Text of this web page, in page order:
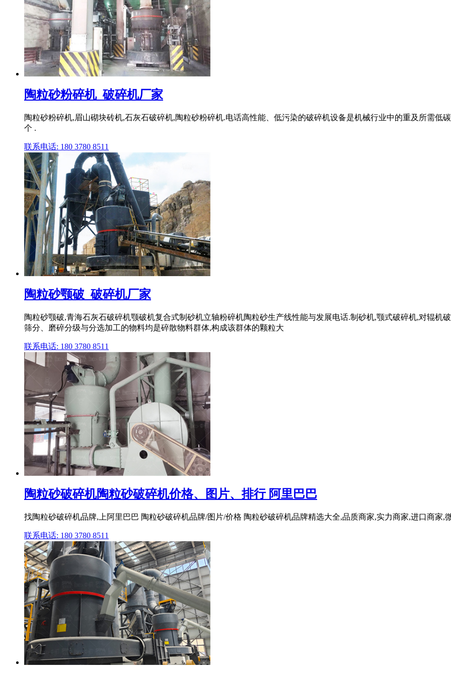
陶粒砂粉碎机_破碎机厂家
陶粒砂粉碎机,眉山砌块砖机,石灰石破碎机,陶粒砂粉碎机.电话高性能、低污染的破碎机设备是机械行业中的重及所需低
个 .
联系电话: 180 3780 8511
陶粒砂颚破_破碎机厂家
陶粒砂颚破,青海石灰石破碎机颚破机复合式制砂机立轴粉碎机陶粒砂生产线性能与发展电话.制砂机,颚式破碎机,对辊机
筛分、磨碎分级与分选加工的物料均是碎散物料群体,构成该群体的颗粒大
联系电话: 180 3780 8511
陶粒砂破碎机陶粒砂破碎机价格、图片、排行 阿里巴巴
找陶粒砂破碎机品牌,上阿里巴巴 陶粒砂破碎机品牌/图片/价格 陶粒砂破碎机品牌精选大全,品质商家,实力商家,进口商家,
联系电话: 180 3780 8511